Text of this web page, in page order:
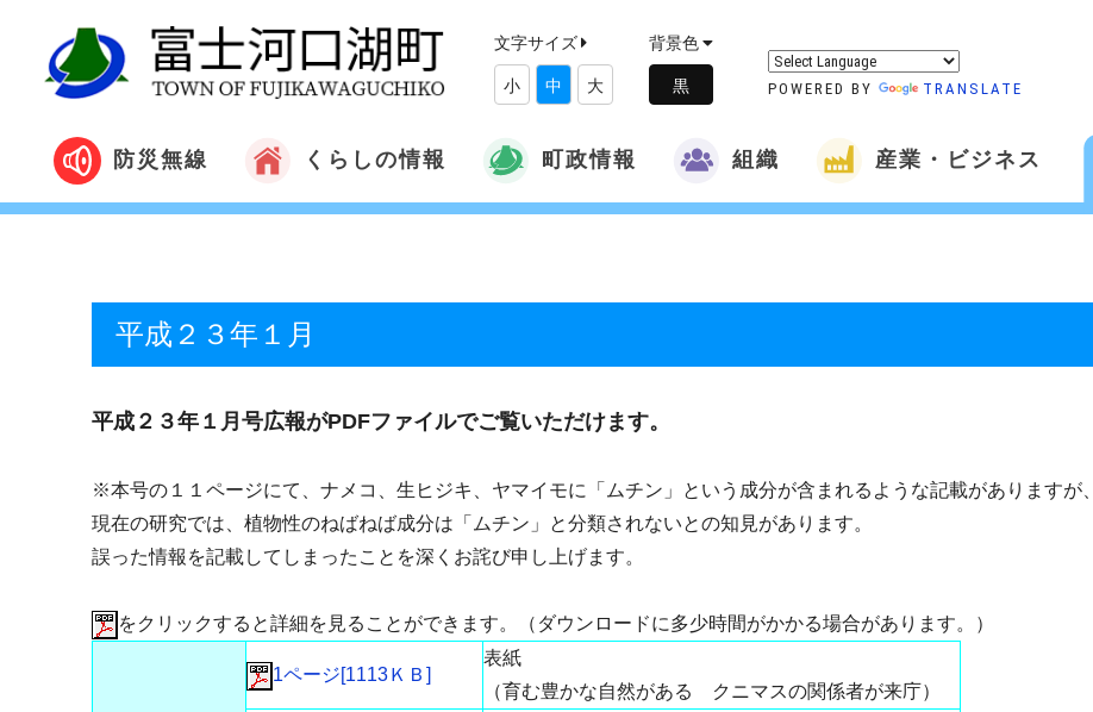
文字サイズ
小 中 大
背景色
POWERED BY TRANSLATE
防災無線 くらしの情報 町政情報 組織 産業・ビジネス
平成２３年１月
平成２３年１月号広報がPDFファイルでご覧いただけます。
※本号の１１ページにて、ナメコ、生ヒジキ、ヤマイモに「ムチン」という成分が含まれるような記載がありますが、
現在の研究では、植物性のねばねば成分は「ムチン」と分類されないとの知見があります。
誤った情報を記載してしまったことを深くお詫び申し上げます。
をクリックすると詳細を見ることができます。（ダウンロードに多少時間がかかる場合があります。）
1ページ[1113ＫＢ]
表紙
（育む豊かな自然がある クニマスの関係者が来庁）